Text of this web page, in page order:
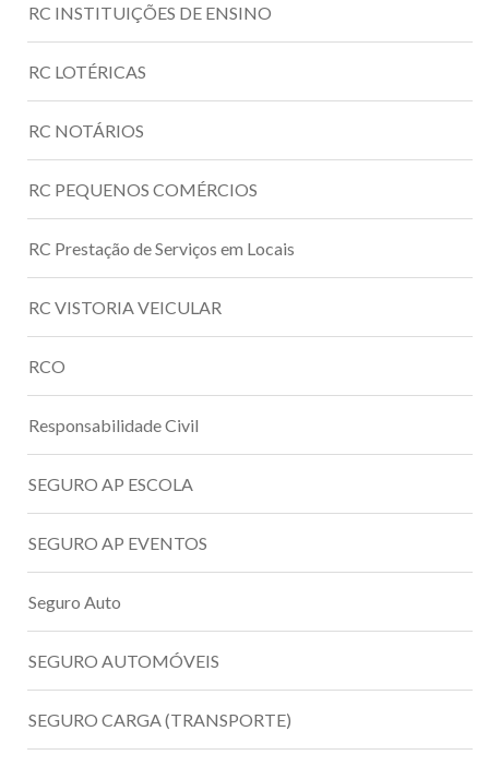
RC INSTITUIÇÕES DE ENSINO
RC LOTÉRICAS
RC NOTÁRIOS
RC PEQUENOS COMÉRCIOS
RC Prestação de Serviços em Locais
RC VISTORIA VEICULAR
RCO
Responsabilidade Civil
SEGURO AP ESCOLA
SEGURO AP EVENTOS
Seguro Auto
SEGURO AUTOMÓVEIS
SEGURO CARGA (TRANSPORTE)